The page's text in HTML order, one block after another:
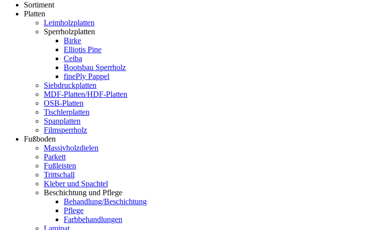
Sortiment
Platten
Leimholzplatten
Sperrholzplatten
Birke
Elliotis Pine
Ceiba
Bootsbau Sperrholz
finePly Pappel
Siebdruckplatten
MDF-Platten/HDF-Platten
OSB-Platten
Tischlerplatten
Spanplatten
Filmsperrholz
Fußboden
Massivholzdielen
Parkett
Fußleisten
Trittschall
Kleber und Spachtel
Beschichtung und Pflege
Behandlung/Beschichtung
Pflege
Farbbehandlungen
Laminat